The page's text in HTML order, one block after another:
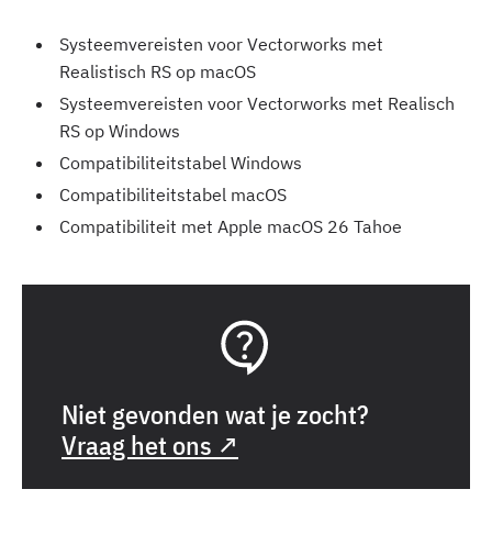
Systeemvereisten voor Vectorworks met
Realistisch RS op macOS
Systeemvereisten voor Vectorworks met Realisch
RS op Windows
Compatibiliteitstabel Windows
Compatibiliteitstabel macOS
Compatibiliteit met Apple macOS 26 Tahoe
Niet gevonden wat je zocht?
Vraag het ons ↗